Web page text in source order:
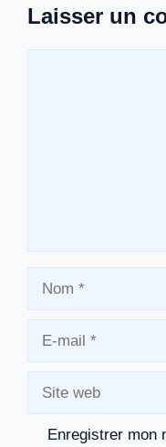
Laisser un
Enregistrer mon